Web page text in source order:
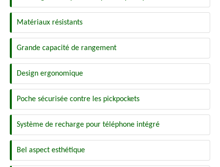
Matériaux résistants
Grande capacité de rangement
Design ergonomique
Poche sécurisée contre les pickpockets
Système de recharge pour téléphone intégré
Bel aspect esthétique